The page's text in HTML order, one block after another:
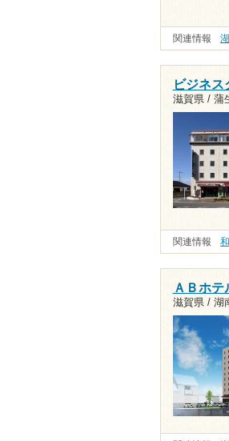
関連情報
ビジネ
滋賀県 / 蒲
関連情報
ＡＢホテ
滋賀県 / 湖